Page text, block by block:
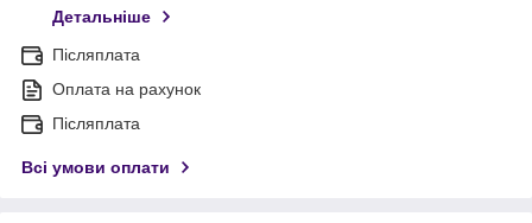
Детальніше
Післяплата
Оплата на рахунок
Післяплата
Всі умови оплати